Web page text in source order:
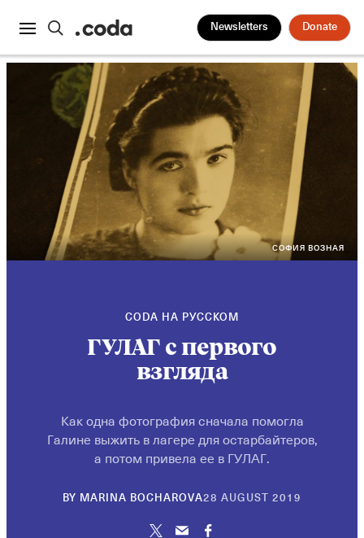
Newsletters Donate
СОФИЯ ВОЗНАЯ
CODA НА РУССКОМ
ГУЛАГ с первого
взгляда
Как одна фотография сначала помогла
Галине выжить в лагере для остарбайтеров,
а потом привела ее в ГУЛАГ.
BY MARINA BOCHAROVA28 AUGUST 2019